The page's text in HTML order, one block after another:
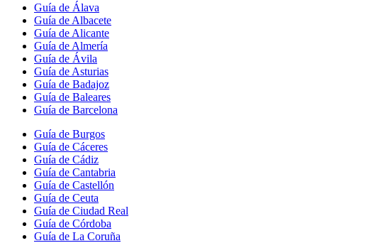
Guía de Álava
Guía de Albacete
Guía de Alicante
Guía de Almería
Guía de Ávila
Guía de Asturias
Guía de Badajoz
Guía de Baleares
Guía de Barcelona
Guía de Burgos
Guía de Cáceres
Guía de Cádiz
Guía de Cantabria
Guía de Castellón
Guía de Ceuta
Guía de Ciudad Real
Guía de Córdoba
Guía de La Coruña